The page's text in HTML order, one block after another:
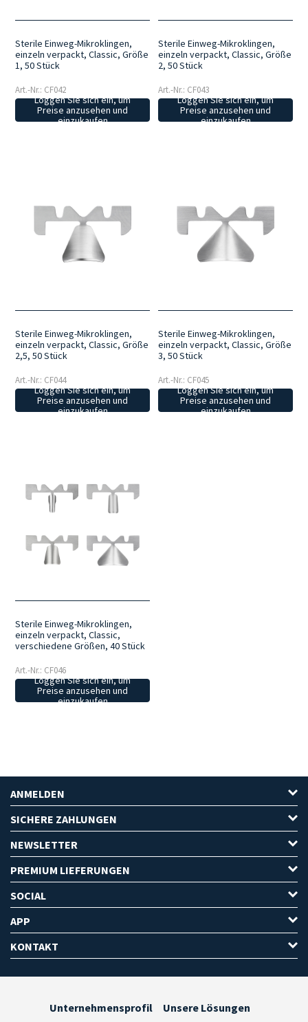
Sterile Einweg-Mikroklingen,
einzeln verpackt, Classic, Größe
1, 50 Stück
Art.-Nr.: CF042
Loggen Sie sich ein, um
Preise anzusehen und
einzukaufen
Sterile Einweg-Mikroklingen,
einzeln verpackt, Classic, Größe
2, 50 Stück
Art.-Nr.: CF043
Loggen Sie sich ein, um
Preise anzusehen und
einzukaufen
Sterile Einweg-Mikroklingen,
einzeln verpackt, Classic, Größe
2,5, 50 Stück
Art.-Nr.: CF044
Loggen Sie sich ein, um
Preise anzusehen und
einzukaufen
Sterile Einweg-Mikroklingen,
einzeln verpackt, Classic, Größe
3, 50 Stück
Art.-Nr.: CF045
Loggen Sie sich ein, um
Preise anzusehen und
einzukaufen
Sterile Einweg-Mikroklingen,
einzeln verpackt, Classic,
verschiedene Größen, 40 Stück
Art.-Nr.: CF046
Loggen Sie sich ein, um
Preise anzusehen und
einzukaufen
ANMELDEN
SICHERE ZAHLUNGEN
NEWSLETTER
PREMIUM LIEFERUNGEN
SOCIAL
APP
KONTAKT
Unternehmensprofil
Unsere Lösungen